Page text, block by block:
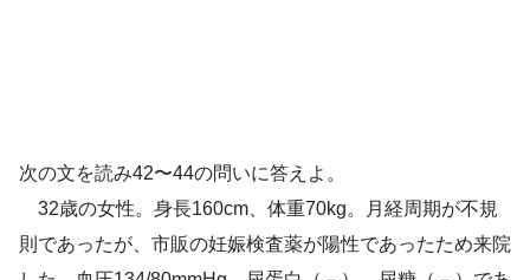
体重72kg
次の文を読み42〜44の問いに答えよ。
32歳の女性。身長160cm、体重70kg。月経周期が不規
則であったが、市販の妊娠検査薬が陽性であったため来院